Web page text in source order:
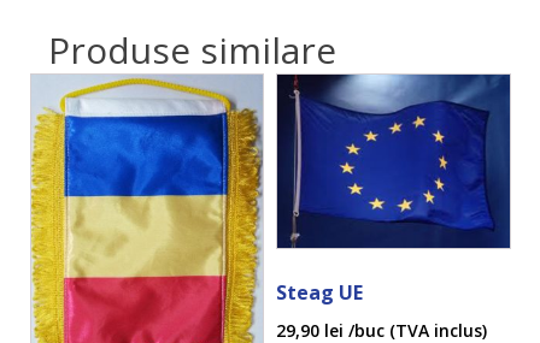
Produse similare
Steag UE
29,90 lei /buc (TVA inclus)